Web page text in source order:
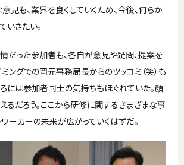
見も、業界を良くしていくため、今後、何らか
いきたい。
だった参加者も、各自が意見や疑問、提案を
ングでの岡元事務局長からのツッコミ（笑）も
ろには参加者同士の気持ちもほぐれていた。顔
るだろう。ここから研修に関するさまざまな事
ーカーの未来が広がっていくはずだ。